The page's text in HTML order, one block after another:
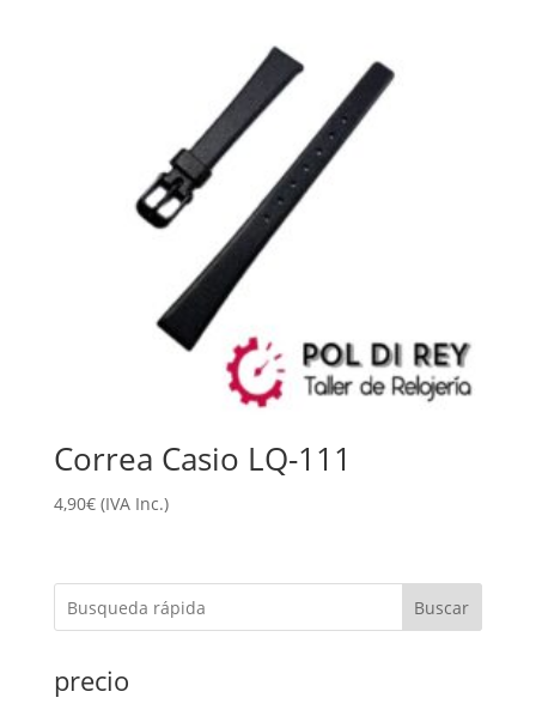
Correa Casio LQ-111
4,90€ (IVA Inc.)
Buscar
precio